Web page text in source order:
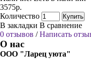
3575р.
Количество
Купить
В закладки В сравнение
0 отзывов /Написать
О нас
ООО "Ларец уюта"